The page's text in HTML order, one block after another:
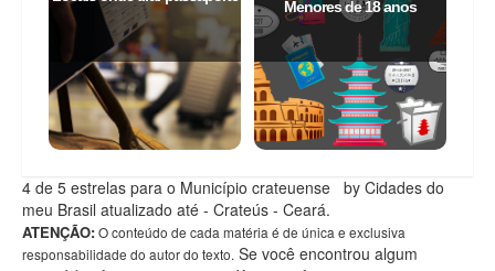
Menores de 18 anos
4 de 5 estrelas para o Município crateuense by Cidades do
meu Brasil atualizado até - Crateús - Ceará.
ATENÇÃO:O conteúdo de cada matéria é de única e exclusiva
responsabilidade do autor do texto. Se você encontrou algum